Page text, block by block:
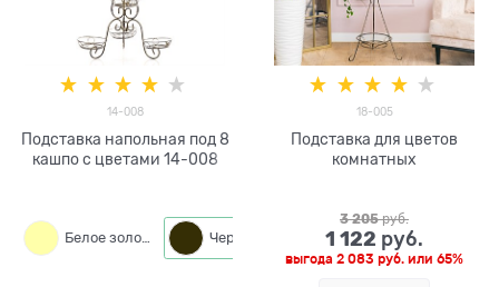
14-008
Подставка напольная под 8
кашпо с цветами 14-008
Белое золото Черный с золотом
18-005
Подставка для цветов
комнатных
3 205 руб.
1 122 руб.
выгода 2 083 руб. или 65%